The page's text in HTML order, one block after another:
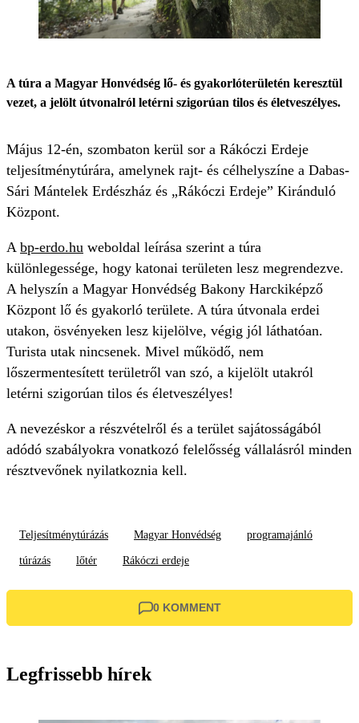
A túra a Magyar Honvédség lő- és gyakorlóterületén keresztül
vezet, a jelölt útvonalról letérni szigorúan tilos és életveszélyes.
Május 12-én, szombaton kerül sor a Rákóczi Erdeje
teljesítménytúrára, amelynek rajt- és célhelyszíne a Dabas-
Sári Mántelek Erdészház és „Rákóczi Erdeje” Kiránduló
Központ.
A bp-erdo.hu weboldal leírása szerint a túra
különlegessége, hogy katonai területen lesz megrendezve.
A helyszín a Magyar Honvédség Bakony Harckiképző
Központ lő és gyakorló területe. A túra útvonala erdei
utakon, ösvényeken lesz kijelölve, végig jól láthatóan.
Turista utak nincsenek. Mivel működő, nem
lőszermentesített területről van szó, a kijelölt utakról
letérni szigorúan tilos és életveszélyes!
A nevezéskor a részvételről és a terület sajátosságából
adódó szabályokra vonatkozó felelősség vállalásról minden
résztvevőnek nyilatkoznia kell.
Teljesítménytúrázás Magyar Honvédség programajánló
túrázás lőtér Rákóczi erdeje
0 KOMMENT
Legfrissebb hírek